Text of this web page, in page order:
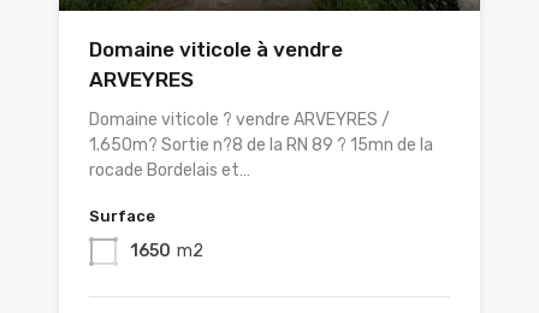
Domaine viticole à vendre
ARVEYRES
Domaine viticole ? vendre ARVEYRES /
1.650m? Sortie n?8 de la RN 89 ? 15mn de la
rocade Bordelais et…
Surface
1650 m2